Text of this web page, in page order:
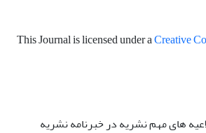
This Journal is licensed under aCreative
های مهم نشریه در خبرنامه نشریه